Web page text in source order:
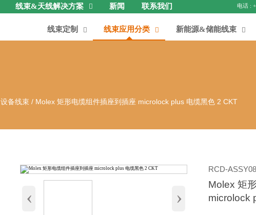
线束&天线解决方案  新闻 联系我们
线束定制  线束应用分类  新能源&储能线束 
设备线束/ Molex 矩形电缆组件插座到插座 microlock plus 电缆黑色 2 CKT
‹ ›
RCD-
Molex 矩
microlock